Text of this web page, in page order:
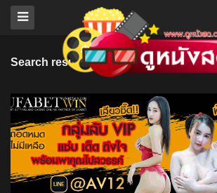
Search results for "Eva Melander"